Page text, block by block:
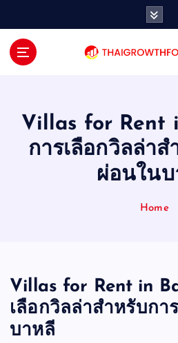
Villas for Rent
การเลือกวิลล่า
ผ่อนใน
Home
Villas for Rent in
เลือกวิลล่าสำหรับกา
บาหลี